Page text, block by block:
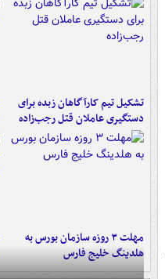
تشکیل تیم کارآگاهان زبده برای
دستگیری عاملان قتل رجب‌زاده
مهلت ۳ روزه سازمان بورس به
هلدینگ خلیج فارس